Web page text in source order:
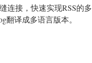
连接，快速实现RSS的多
译成多语言版本。